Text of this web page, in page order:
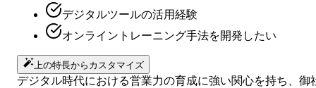
デジタルツールの活用経験
オンライントレーニング手法を開発したい
上の特長からカスタマイズ
デジタル時代における営業力の育成に強い関心を持ち、御